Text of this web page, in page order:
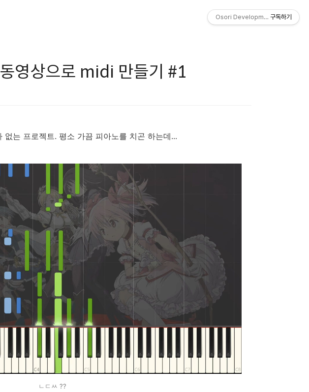
영상으로 midi 만들기 #1
는 프로젝트. 평소 가끔 피아노를 치곤 하는데...
ㄴㄷㅆ ??
Osori Development Studio
구독하기